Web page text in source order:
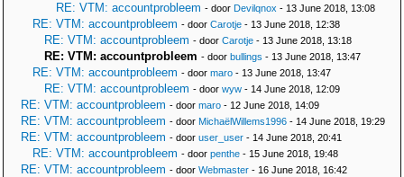
RE: VTM: accountprobleem - door Devilqnox - 13 June 2018, 13:08
RE: VTM: accountprobleem - door Carotje - 13 June 2018, 12:38
RE: VTM: accountprobleem - door Carotje - 13 June 2018, 13:18
RE: VTM: accountprobleem - door bullings - 13 June 2018, 13:47
RE: VTM: accountprobleem - door maro - 13 June 2018, 13:47
RE: VTM: accountprobleem - door wyw - 14 June 2018, 12:09
RE: VTM: accountprobleem - door maro - 12 June 2018, 14:09
RE: VTM: accountprobleem - door MichaëlWillems1996 - 14 June 2018, 19:29
RE: VTM: accountprobleem - door user_user - 14 June 2018, 20:41
RE: VTM: accountprobleem - door penthe - 15 June 2018, 19:48
RE: VTM: accountprobleem - door Webmaster - 16 June 2018, 16:42